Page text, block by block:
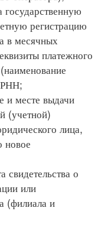
регистрацию
в месячных
платежного
РНН;
месте выдачи
(учетной)
лица,
новое
о
или
(филиала и